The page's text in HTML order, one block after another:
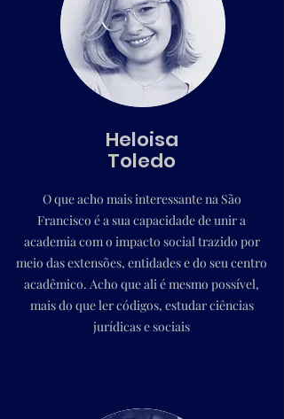
Heloisa
Toledo
O que acho mais interessante na São
Francisco é a sua capacidade de unir a
academia com o impacto social trazido por
meio das extensões, entidades e do seu centro
acadêmico. Acho que ali é mesmo possível,
mais do que ler códigos, estudar ciências
jurídicas e sociais